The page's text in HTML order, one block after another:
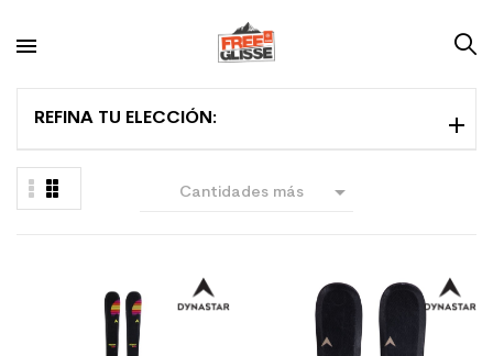
REFINA TU ELECCIÓN:
Cantidades más 